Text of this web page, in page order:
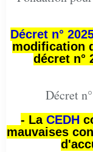
Décret n°
modification
décret n°
Décret
- La CEDH
mauvaises